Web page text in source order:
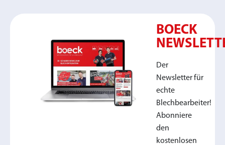
BOECK
Der
Newsletter für
echte
Blechbearbeiter!
Abonniere
den
kostenlosen